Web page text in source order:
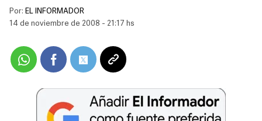
Por: EL INFORMADOR
14 de noviembre de 2008 - 21:17 hs